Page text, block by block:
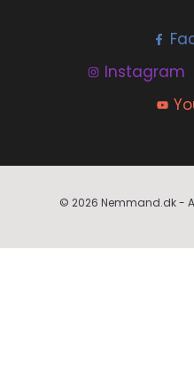
Instagram
© 2026 Nemmand.dk -